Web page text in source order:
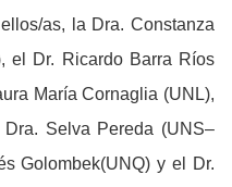
as, la Dra. Constanza
el Dr. Ricardo Barra Ríos
María Cornaglia (UNL),
Selva Pereda (UNS–
Golombek(UNQ) y el Dr.